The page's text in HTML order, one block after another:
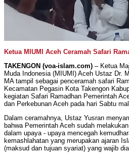
Ketua MIUMI Aceh Ceramah Safari
TAKENGON (voa-islam.com) – Ketua
Muda Indonesia (MIUMI) Aceh Ustaz Dr.
MA tampil sebagai penceramah safari
Kecamatan Pegasin Kota Takengon
kegiatan Safari Ramadhan Pemerintah
dan Perkebunan Aceh pada hari Sabtu
Dalam ceramahnya, Ustaz Yusran
bahwa Pemerintah Aceh sudah
dalam upaya - upaya mencegah
kemashlahatan yang merupakan ajaran
(maksud dan tujuan syariat) yang wajib